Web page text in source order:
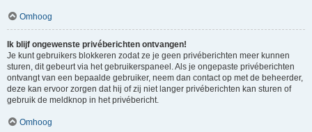
Omhoog
Ik blijf ongewenste privéberichten ontvangen!
Je kunt gebruikers blokkeren zodat ze je geen privéberichten meer kunnen
sturen, dit gebeurt via het gebruikerspaneel. Als je ongepaste privéberichten
ontvangt van een bepaalde gebruiker, neem dan contact op met de beheerder,
deze kan ervoor zorgen dat hij of zij niet langer privéberichten kan sturen of
gebruik de meldknop in het privébericht.
Omhoog